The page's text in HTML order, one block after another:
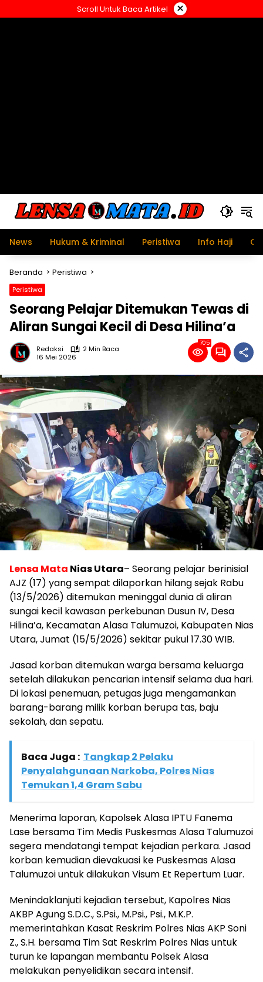
ke
Scroll Untuk Baca Artikel ×
News Hukum & Kriminal Peristiwa Info Haji
Beranda Peristiwa
Peristiwa
Seorang Pelajar Ditemukan Tewas di
Aliran Sungai Kecil di Desa Hilina’a
Redaksi
2 Min Baca
16 Mei 2026
705
Lensa Mata Nias Utara– Seorang pelajar berinisial
AJZ (17) yang sempat dilaporkan hilang sejak Rabu
(13/5/2026) ditemukan meninggal dunia di aliran
sungai kecil kawasan perkebunan Dusun IV, Desa
Hilina’a, Kecamatan Alasa Talumuzoi, Kabupaten Nias
Utara, Jumat (15/5/2026) sekitar pukul 17.30 WIB.
Jasad korban ditemukan warga bersama keluarga
setelah dilakukan pencarian intensif selama dua hari.
Di lokasi penemuan, petugas juga mengamankan
barang-barang milik korban berupa tas, baju
sekolah, dan sepatu.
Baca Juga : Tangkap 2 Pelaku
Penyalahgunaan Narkoba, Polres Nias
Temukan 1,4 Gram Sabu
Menerima laporan, Kapolsek Alasa IPTU Fanema
Lase bersama Tim Medis Puskesmas Alasa Talumuzoi
segera mendatangi tempat kejadian perkara. Jasad
korban kemudian dievakuasi ke Puskesmas Alasa
Talumuzoi untuk dilakukan Visum Et Repertum Luar.
Menindaklanjuti kejadian tersebut, Kapolres Nias
AKBP Agung S.D.C., S.Psi., M.Psi., Psi., M.K.P.
memerintahkan Kasat Reskrim Polres Nias AKP Soni
Z., S.H. bersama Tim Sat Reskrim Polres Nias untuk
turun ke lapangan membantu Polsek Alasa
melakukan penyelidikan secara intensif.